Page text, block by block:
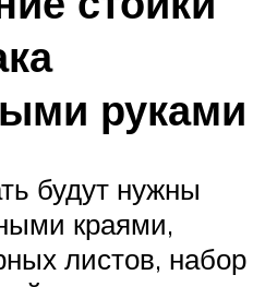
руками
будут нужны
краями,
листов, набор